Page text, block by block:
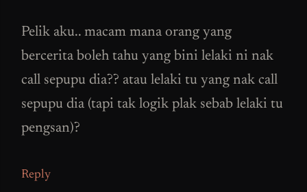
Pelik aku.. macam mana orang yang
bercerita boleh tahu yang bini lelaki ni nak
call sepupu dia?? atau lelaki tu yang nak call
sepupu dia (tapi tak logik plak sebab lelaki tu
pengsan)?
Reply